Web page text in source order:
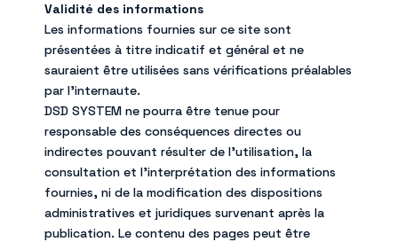
Validité des informations
Les informations fournies sur ce site sont
présentées à titre indicatif et général et ne
sauraient être utilisées sans vérifications préalables
par l’internaute.
DSD SYSTEM ne pourra être tenue pour
responsable des conséquences directes ou
indirectes pouvant résulter de l’utilisation, la
consultation et l’interprétation des informations
fournies, ni de la modification des dispositions
administratives et juridiques survenant après la
publication. Le contenu des pages peut être